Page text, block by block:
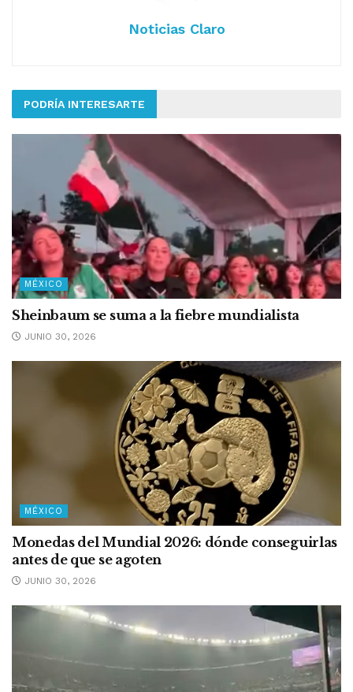
Noticias Claro
PODRÍA INTERESARTE
MÉXICO
Sheinbaum se suma a la fiebre mundialista
JUNIO 30, 2026
MÉXICO
Monedas del Mundial 2026: dónde conseguirlas
antes de que se agoten
JUNIO 30, 2026